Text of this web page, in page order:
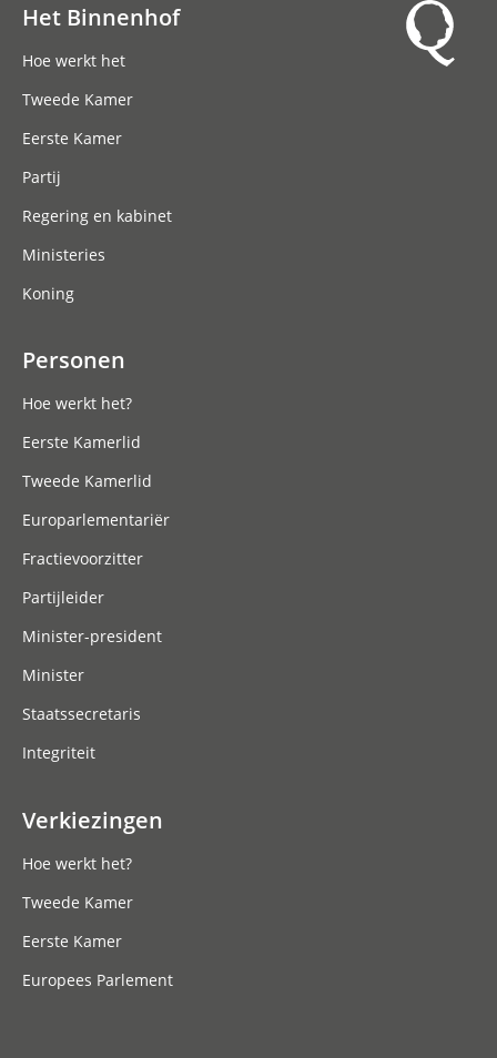
Het Binnenhof
Hoe werkt het
Tweede Kamer
Eerste Kamer
Partij
Regering en kabinet
Ministeries
Koning
Personen
Hoe werkt het?
Eerste Kamerlid
Tweede Kamerlid
Europarlementariër
Fractievoorzitter
Partijleider
Minister-president
Minister
Staatssecretaris
Integriteit
Verkiezingen
Hoe werkt het?
Tweede Kamer
Eerste Kamer
Europees Parlement